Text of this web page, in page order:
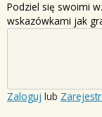
Podziel się swoimi
wskazówkami jak
Zaloguj lub